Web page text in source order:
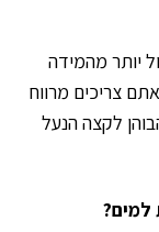
יותר מהמידה
צריכים מרווח
של כ-1 ס"מ בין הבוהן לקצה הנעל
למים?